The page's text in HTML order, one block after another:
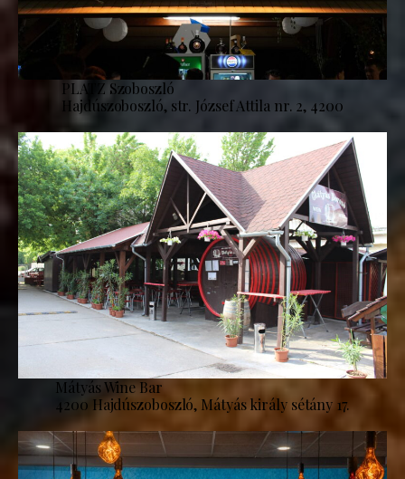
PLATZ Szoboszló
Hajdúszoboszló, str. József Attila nr. 2, 4200
Mátyás Wine Bar
4200 Hajdúszoboszló, Mátyás király sétány 17.